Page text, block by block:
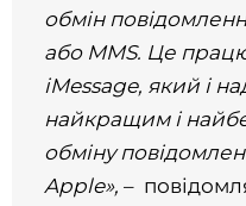
обмін
або MMS. Це
iMessage, який і
найкращим і
обміну
Apple»,–